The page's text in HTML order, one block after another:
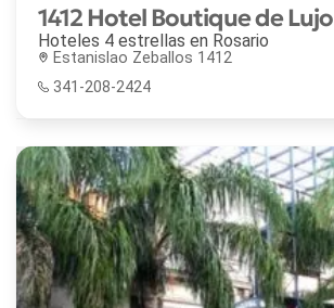
1412 Hotel Boutique de Lujo
Hoteles 4 estrellas en Rosario
Estanislao Zeballos 1412
341-208-2424